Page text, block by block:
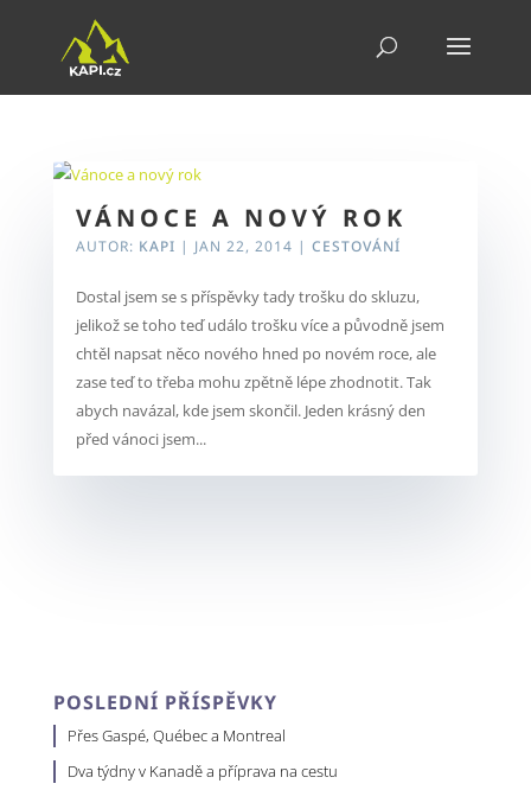
VÁNOCE A NOVÝ ROK
AUTOR: KAPI | JAN 22, 2014 | CESTOVÁNÍ
Dostal jsem se s příspěvky tady trošku do skluzu,
jelikož se toho teď událo trošku více a původně jsem
chtěl napsat něco nového hned po novém roce, ale
zase teď to třeba mohu zpětně lépe zhodnotit. Tak
abych navázal, kde jsem skončil. Jeden krásný den
před vánoci jsem...
POSLEDNÍ PŘÍSPĚVKY
Přes Gaspé, Québec a Montreal
Dva týdny v Kanadě a příprava na cestu